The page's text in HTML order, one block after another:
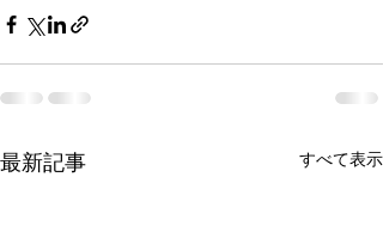
最新記事 すべて表示